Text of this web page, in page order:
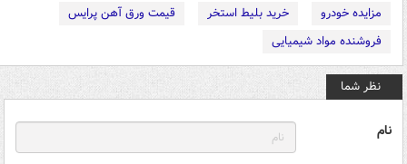
مزایده خودرو
خرید بلیط استخر
قیمت ورق آهن پرایس
فروشنده مواد شیمیایی
نظر شما
نام